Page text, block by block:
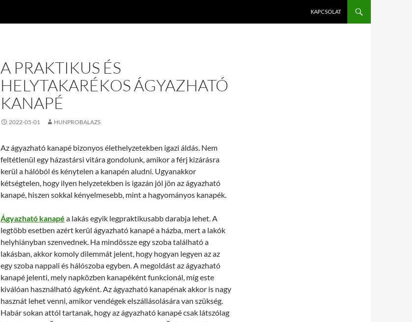
KAPCSOLAT
A PRAKTIKUS ÉS
HELYTAKARÉKOS ÁGYAZHATÓ
KANAPÉ
2022-05-01 HUNPROBALAZS
Az ágyazható kanapé bizonyos élethelyzetekben igazi áldás. Nem
feltétlenül egy házastársi vitára gondolunk, amikor a férj kizárásra
kerül a hálóból és kénytelen a kanapén aludni. Ugyanakkor
kétségtelen, hogy ilyen helyzetekben is igazán jól jön az ágyazható
kanapé, hiszen sokkal kényelmesebb, mint a hagyományos kanapék.
Ágyazható kanapé a lakás egyik legpraktikusabb darabja lehet. A
legtöbb esetben azért kerül ágyazható kanapé a házba, mert a lakók
helyhiányban szenvednek. Ha mindössze egy szoba található a
lakásban, akkor komoly dilemmát jelent, hogy hogyan legyen az az
egy szoba nappali és hálószoba egyben. A megoldást az ágyazható
kanapé jelenti, mely napközben kanapéként funkcionál, míg este
kiválóan használható ágyként. Az ágyazható kanapénak akkor is nagy
hasznát lehet venni, amikor vendégek elszállásolására van szükség.
Habár sokan attól tartanak, hogy az ágyazható kanapé csak látszólag